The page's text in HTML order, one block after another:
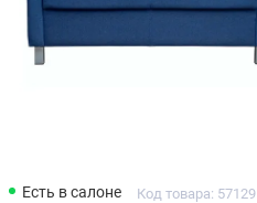
Есть в салоне Код товара: 57129